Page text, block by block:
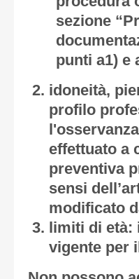
sezione
punti a1) e
idoneità,
profilo
effettuato a
preventiva
sensi
modificato
limiti di età:
vigente per